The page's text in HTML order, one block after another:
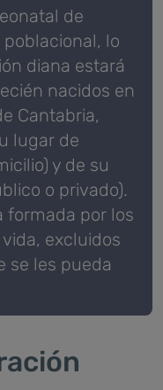
de
lo
diana estará
nacidos en
Cantabria,
lugar de
y de su
o privado).
formada por los
excluidos
se les pueda